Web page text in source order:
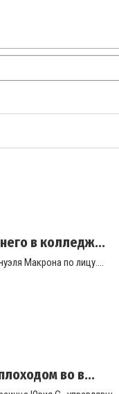
в колледж...
Макрона по лицу....
во в...